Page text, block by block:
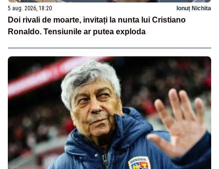
5 aug. 2026, 18:20 Ionuț Nichita
Doi rivali de moarte, invitați la nunta lui Cristiano
Ronaldo. Tensiunile ar putea exploda